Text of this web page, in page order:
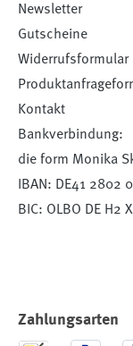
Newsletter
Gutscheine
Widerrufsformular
Kontakt
Bankverbindung:
die form Monika
IBAN: DE41 2802
BIC: OLBO DE H2
Zahlungsarten